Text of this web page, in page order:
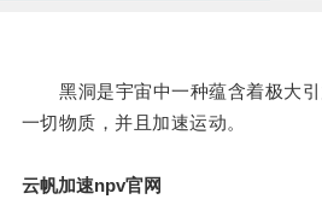
黑洞是宇宙中一种蕴含着极大引
一切物质，并且加速运动。
云帆加速npv官网